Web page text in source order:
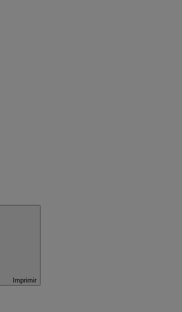
Imprimir